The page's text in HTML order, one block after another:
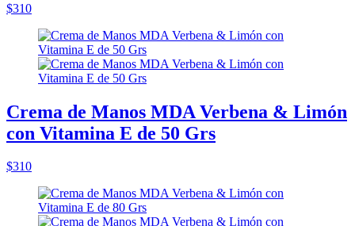
$310
Crema de Manos MDA Verbena & Limón
con Vitamina E de 50 Grs
$310